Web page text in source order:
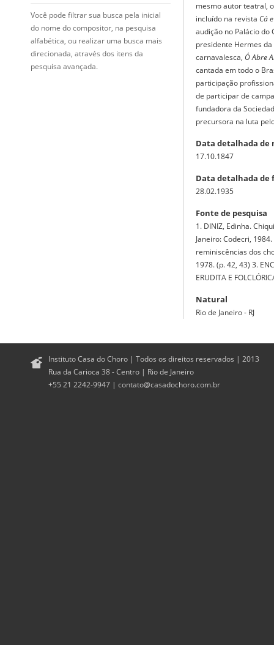
Você pode filtrar sua busca pela inicial
do nome do compositor, na pesquisa
alfabética, ou realizar uma busca mais
direcionada, através dos itens da
pesquisa avançada.
mesmo autor teatral,
incluído na revista Cá
audição no Palácio do
presidente Hermes
carnavalesca, Ó Abre
cantada em todo o
participação
de participar de
fundadora da
precursora na luta
Data detalhada de
17.10.1847
Data detalhada de
28.02.1935
Fonte de pesquisa
1. DINIZ, Edinha.
Janeiro: Codecri,
reminiscências dos
1978. (p. 42, 43) 3.
ERUDITA E
Natural
Rio de Janeiro - RJ
Instituto Casa do Choro | Todos os direitos reservados | 2013
Rua da Carioca 38 - Centro | Rio de Janeiro
+55 21 2242-9947 | contato@casadochoro.com.br